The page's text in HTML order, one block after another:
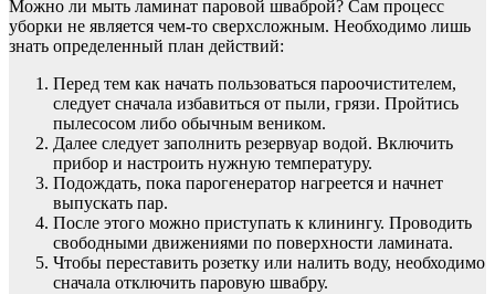
Можно ли мыть ламинат паровой шваброй? Сам процесс
уборки не является чем-то сверхсложным. Необходимо лишь
знать определенный план действий:
Перед тем как начать пользоваться пароочистителем,
следует сначала избавиться от пыли, грязи. Пройтись
пылесосом либо обычным веником.
Далее следует заполнить резервуар водой. Включить
прибор и настроить нужную температуру.
Подождать, пока парогенератор нагреется и начнет
выпускать пар.
После этого можно приступать к клинингу. Проводить
свободными движениями по поверхности ламината.
Чтобы переставить розетку или налить воду, необходимо
сначала отключить паровую швабру.